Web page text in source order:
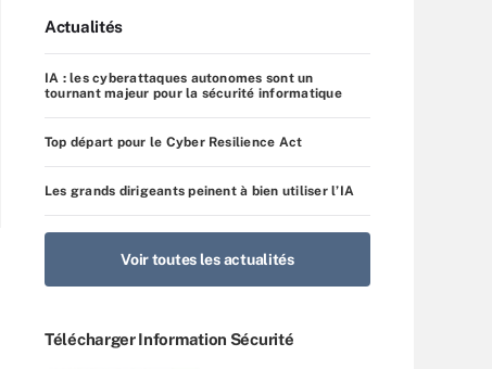
Actualités
IA : les cyberattaques autonomes sont un
tournant majeur pour la sécurité informatique
Top départ pour le Cyber Resilience Act
Les grands dirigeants peinent à bien utiliser l’IA
Voir toutes les actualités
Télécharger Information Sécurité